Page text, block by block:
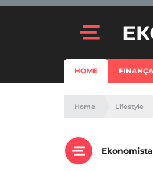
HOME
Home Lifestyle
Ekonomista